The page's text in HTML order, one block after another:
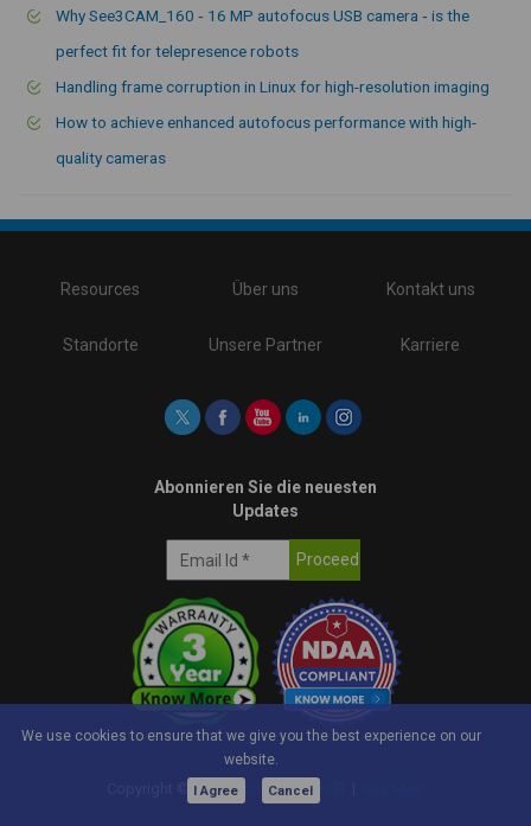
Why See3CAM_160 ‑ 16 MP autofocus USB camera ‑ is the
perfect fit for telepresence robots
Handling frame corruption in Linux for high-resolution imaging
How to achieve enhanced autofocus performance with high-
quality cameras
Resources Über uns Kontakt uns
Standorte Unsere Partner Karriere
Abonnieren Sie die neuesten
Updates
2026 e-con Systems®
We use cookies to ensure that we give you the best experience on our
website.
I Agree Cancel
\